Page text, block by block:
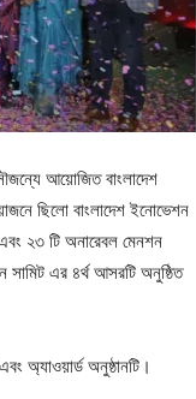
আয়োজিত বাংলাদেশ
ছিলো বাংলাদেশ ইনোভেশন
২৩ টি অনারেবল মেনশন
সামিট এর ৪র্থ আসরটি অনুষ্ঠিত
অ্যাওয়ার্ড অনুষ্ঠানটি।